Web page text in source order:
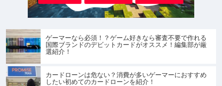
ゲーマーなら必須！？ゲーム好きなら審査不要で作れる
国際ブランドのデビットカードがオススメ！編集部が厳
選紹介！
カードローンは危ない？消費が多いゲーマーにおすすめ
したい初めてのカードローンを紹介！